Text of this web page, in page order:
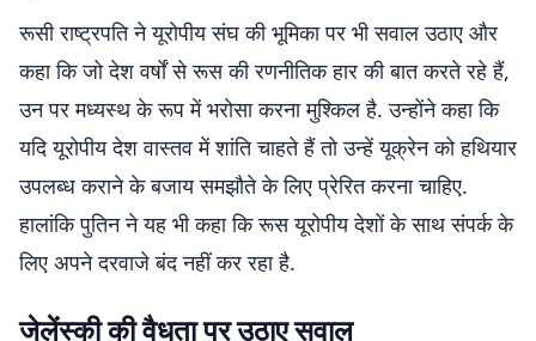
रूसी राष्ट्रपति ने यूरोपीय संघ की भूमिका पर भी सवाल उठाए और
कहा कि जो देश वर्षों से रूस की रणनीतिक हार की बात करते रहे हैं,
उन पर मध्यस्थ के रूप में भरोसा करना मुश्किल है. उन्होंने कहा कि
यदि यूरोपीय देश वास्तव में शांति चाहते हैं तो उन्हें यूक्रेन को हथियार
उपलब्ध कराने के बजाय समझौते के लिए प्रेरित करना चाहिए.
हालांकि पुतिन ने यह भी कहा कि रूस यूरोपीय देशों के साथ संपर्क के
लिए अपने दरवाजे बंद नहीं कर रहा है.
जेलेंस्की की वैधता पर उठाए सवाल